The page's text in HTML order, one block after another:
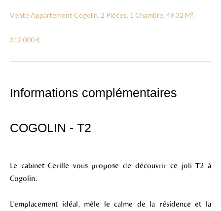
Vente Appartement Cogolin, 2 Pièces, 1 Chambre, 49.32 M²,
312 000 €
Informations complémentaires
COGOLIN - T2
Le cabinet Cerille vous propose de découvrir ce joli T2 à
Cogolin.
L'emplacement idéal, mêle le calme de la résidence et la